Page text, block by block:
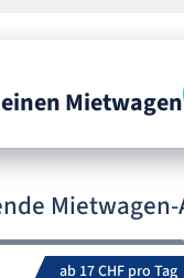
Mietwagen
ab 17 CHF pro Tag